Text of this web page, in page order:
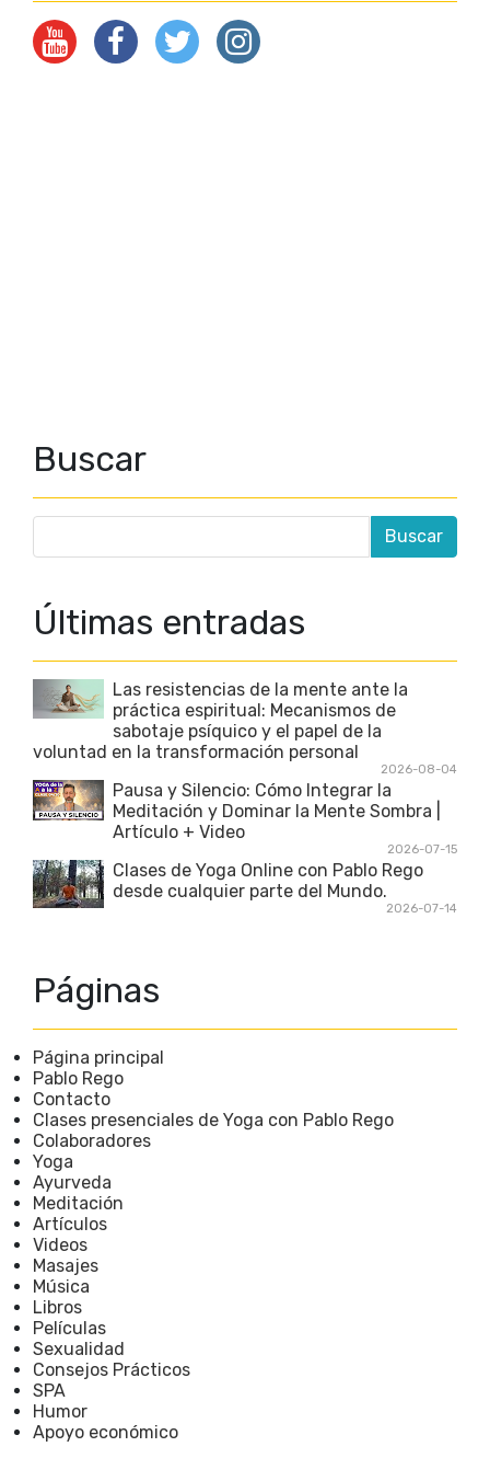
Buscar
Últimas entradas
Las resistencias de la mente ante la
práctica espiritual: Mecanismos de
sabotaje psíquico y el papel de la
voluntad en la transformación personal
2026-08-04
Pausa y Silencio: Cómo Integrar la
Meditación y Dominar la Mente Sombra |
Artículo + Video
2026-07-15
Clases de Yoga Online con Pablo Rego
desde cualquier parte del Mundo.
2026-07-14
Páginas
Página principal
Pablo Rego
Contacto
Clases presenciales de Yoga con Pablo Rego
Colaboradores
Yoga
Ayurveda
Meditación
Artículos
Videos
Masajes
Música
Libros
Películas
Sexualidad
Consejos Prácticos
SPA
Humor
Apoyo económico